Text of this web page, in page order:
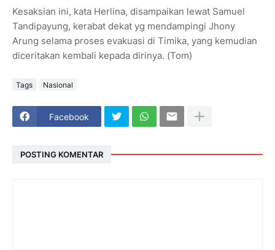
Kesaksian ini, kata Herlina, disampaikan lewat Samuel
Tandipayung, kerabat dekat yg mendampingi Jhony
Arung selama proses evakuasi di Timika, yang kemudian
diceritakan kembali kepada dirinya. (Tom)
Tags Nasional
Facebook
POSTING KOMENTAR